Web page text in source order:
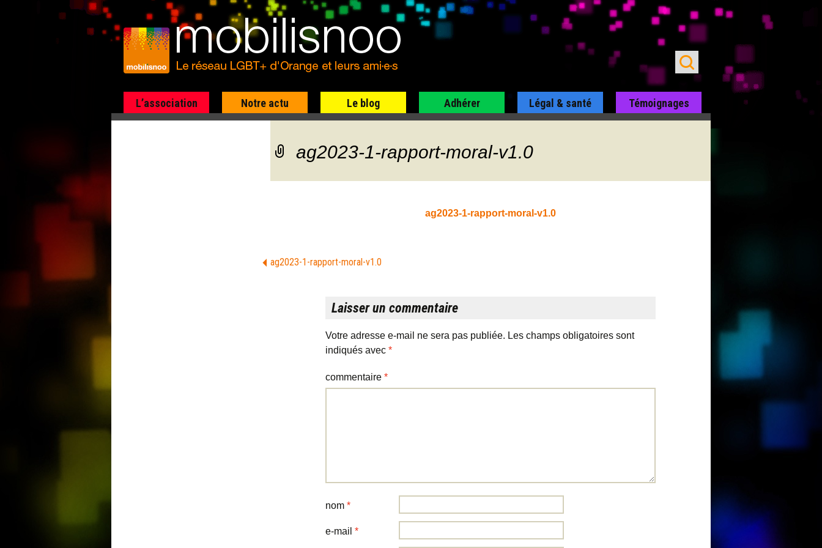
L’association Notre actu Le blog Adhérer Légal & santé Témoignages
ag2023-1-rapport-moral-v1.0
ag2023-1-rapport-moral-v1.0
ag2023-1-rapport-moral-v1.0
Laisser un commentaire
Votre adresse e-mail ne sera pas publiée. Les champs obligatoires sont
indiqués avec *
commentaire *
nom *
e-mail *